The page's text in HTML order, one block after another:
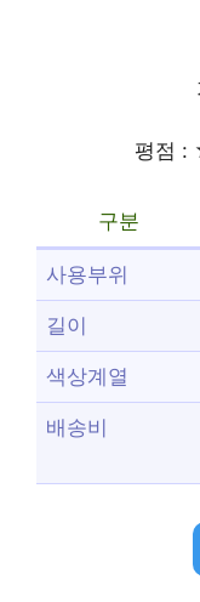
평점 :
구분
사용부위
길이
색상계열
배송비